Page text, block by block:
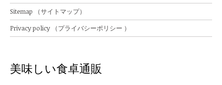
Sitemap （サイトマップ）
Privacy policy （プライバシーポリシー ）
美味しい食卓通販